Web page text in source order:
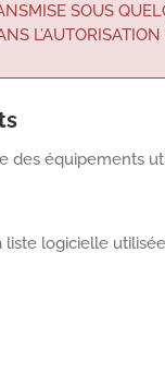
SOUS
des équipements
logicielle